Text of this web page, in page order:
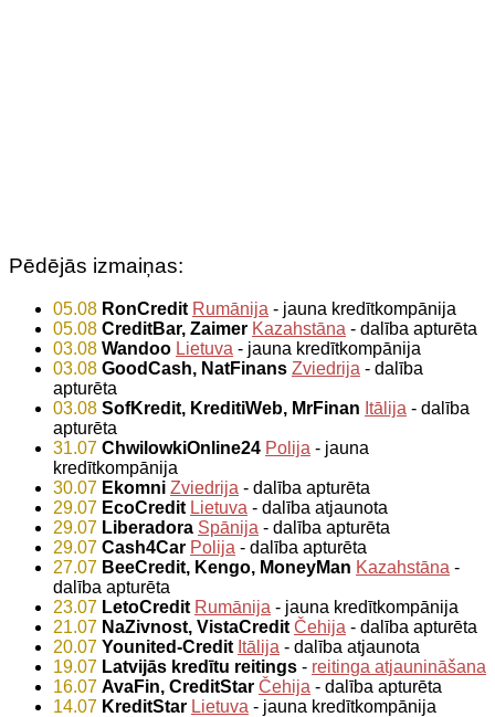
Pēdējās izmaiņas:
05.08 RonCredit Rumānija - jauna kredītkompānija
05.08 CreditBar, Zaimer Kazahstāna - dalība apturēta
03.08 Wandoo Lietuva - jauna kredītkompānija
03.08 GoodCash, NatFinans Zviedrija - dalība
apturēta
03.08 SofKredit, KreditiWeb, MrFinan Itālija - dalība
apturēta
31.07 ChwilowkiOnline24 Polija - jauna
kredītkompānija
30.07 Ekomni Zviedrija - dalība apturēta
29.07 EcoCredit Lietuva - dalība atjaunota
29.07 Liberadora Spānija - dalība apturēta
29.07 Cash4Car Polija - dalība apturēta
27.07 BeeCredit, Kengo, MoneyMan Kazahstāna -
dalība apturēta
23.07 LetoCredit Rumānija - jauna kredītkompānija
21.07 NaZivnost, VistaCredit Čehija - dalība apturēta
20.07 Younited-Credit Itālija - dalība atjaunota
19.07 Latvijās kredītu reitings - reitinga atjaunināšana
16.07 AvaFin, CreditStar Čehija - dalība apturēta
14.07 KreditStar Lietuva - jauna kredītkompānija